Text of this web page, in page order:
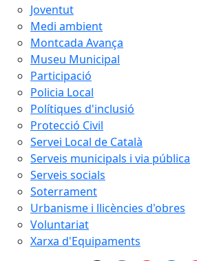
Joventut
Medi ambient
Montcada Avança
Museu Municipal
Participació
Policia Local
Polítiques d'inclusió
Protecció Civil
Servei Local de Català
Serveis municipals i via pública
Serveis socials
Soterrament
Urbanisme i llicències d'obres
Voluntariat
Xarxa d'Equipaments